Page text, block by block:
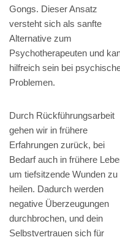
Gongs. Dieser Ansatz
versteht sich als sanfte
Alternative zum
Psychotherapeuten und
hilfreich sein bei
Problemen.
Durch Rückführungsarbeit
gehen wir in frühere
Erfahrungen zurück, bei
Bedarf auch in frühere
um tiefsitzende Wunden zu
heilen. Dadurch werden
negative Überzeugungen
durchbrochen, und dein
Selbstvertrauen sich für